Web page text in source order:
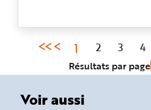
Résultats par page
Page
courante
:
1 2 3 4
Voir aussi